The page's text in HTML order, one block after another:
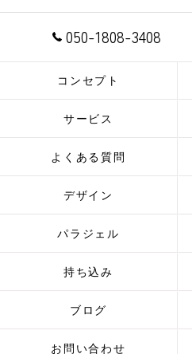
050-1808-3408
コンセプト
サービス
よくある質問
デザイン
パラジェル
持ち込み
ブログ
お問い合わせ